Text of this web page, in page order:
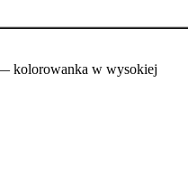
kolorowanka w wysokiej